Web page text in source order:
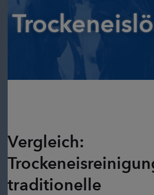
Vergleich:
traditionelle